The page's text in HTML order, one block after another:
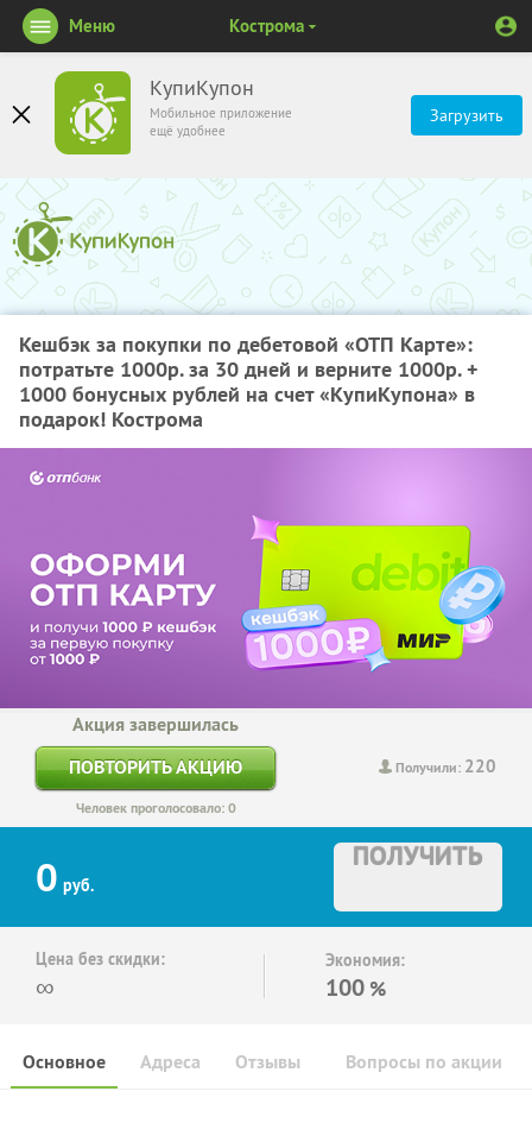
КупиКупон
Мобильное приложение
ещё удобнее
Загрузить
Меню Кострома
Кешбэк за покупки по дебетовой «ОТП Карте»:
потратьте 1000р. за 30 дней и верните 1000р. +
1000 бонусных рублей на счет «КупиКупона» в
подарок! Кострома
Получили: 220
Акция завершилась
ПОВТОРИТЬ АКЦИЮ
Человек проголосовало: 0
0 руб.
ПОЛУЧИТЬ
Цена без скидки:
∞
Экономия:
100 %
Основное Отзывы Вопросы по акции
Адреса